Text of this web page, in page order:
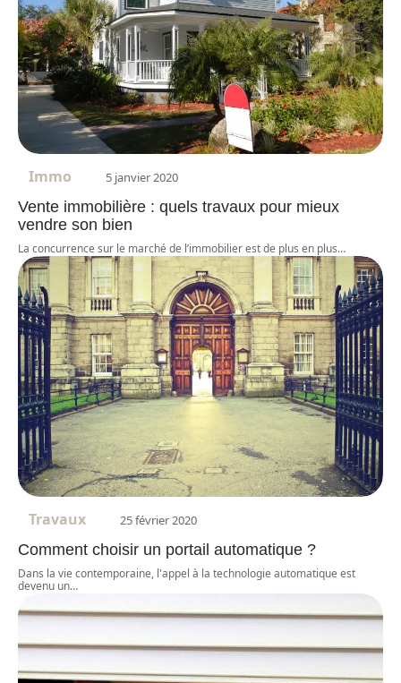
Immo 5 janvier 2020
Vente immobilière : quels travaux pour mieux
vendre son bien
La concurrence sur le marché de l’immobilier est de plus en plus…
Travaux 25 février 2020
Comment choisir un portail automatique ?
Dans la vie contemporaine, l'appel à la technologie automatique est
devenu un…